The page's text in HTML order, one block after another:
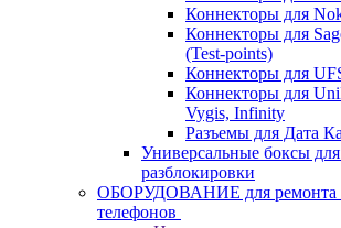
Коннекторы для
Коннекторы для
(Test-points)
Коннекторы для
Коннекторы для
Vygis, Infinity
Разъемы для Дата
Универсальные боксы
разблокировки
ОБОРУДОВАНИЕ для ремонта
телефонов